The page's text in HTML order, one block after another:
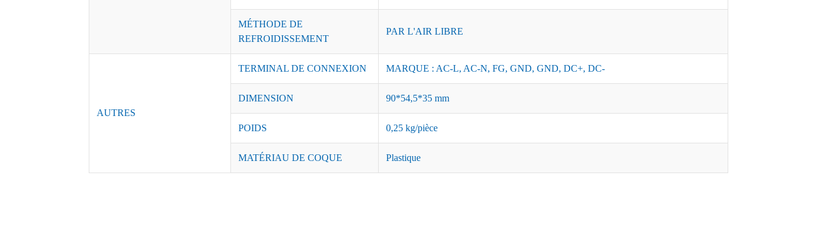
MÉTHODE DE
REFROIDISSEMENT
PAR L'AIR LIBRE
AUTRES
TERMINAL DE CONNEXION MARQUE : AC-L, AC-N, FG, GND, GND, DC+, DC-
DIMENSION 90*54,5*35 mm
POIDS 0,25 kg/pièce
MATÉRIAU DE COQUE Plastique